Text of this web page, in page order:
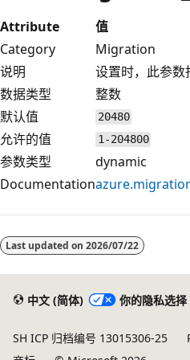
Attribute
值
Category
Migration
说明
设置时，此参数
数据类型
整数
默认值
20480
允许的值 1-204800
参数类型
dynamic
Documentation
Last updated on 2026/07/22
中文 (简体) 你的隐私选择
SH ICP 归档编号 13015306-25